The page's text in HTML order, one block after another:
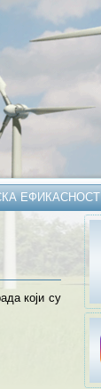
ЕФИКАСНОСТ
који су